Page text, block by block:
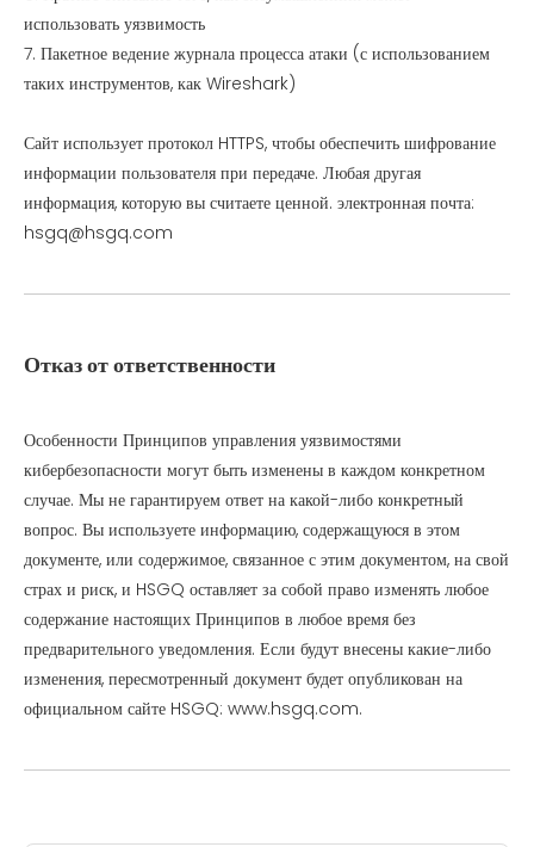
использовать уязвимость
7. Пакетное ведение журнала процесса атаки (с использованием
таких инструментов, как Wireshark)
Сайт использует протокол HTTPS, чтобы обеспечить шифрование
информации пользователя при передаче. Любая другая
информация, которую вы считаете ценной. электронная почта:
hsgq@hsgq.com
Отказ от ответственности
Особенности Принципов управления уязвимостями
кибербезопасности могут быть изменены в каждом конкретном
случае. Мы не гарантируем ответ на какой-либо конкретный
вопрос. Вы используете информацию, содержащуюся в этом
документе, или содержимое, связанное с этим документом, на свой
страх и риск, и HSGQ оставляет за собой право изменять любое
содержание настоящих Принципов в любое время без
предварительного уведомления. Если будут внесены какие-либо
изменения, пересмотренный документ будет опубликован на
официальном сайте HSGQ: www.hsgq.com.